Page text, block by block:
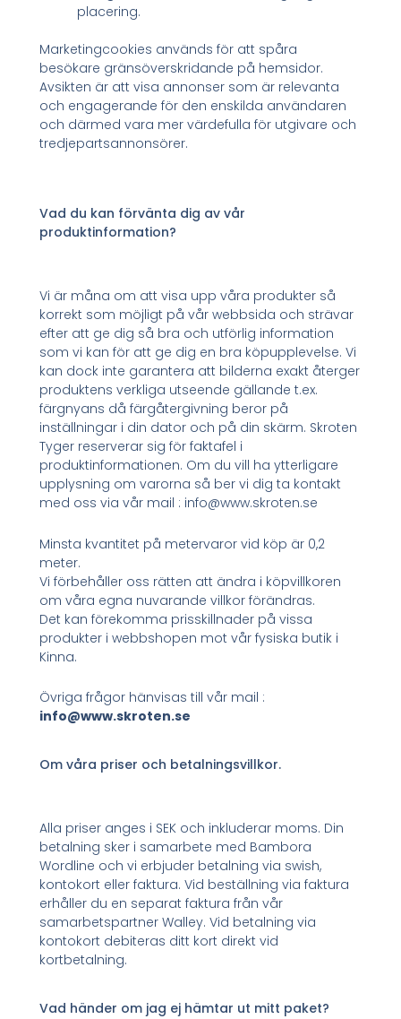
placering.
Marketingcookies används för att spåra
besökare gränsöverskridande på hemsidor.
Avsikten är att visa annonser som är relevanta
och engagerande för den enskilda användaren
och därmed vara mer värdefulla för utgivare och
tredjepartsannonsörer.
Vad du kan förvänta dig av vår
produktinformation?
Vi är måna om att visa upp våra produkter så
korrekt som möjligt på vår webbsida och strävar
efter att ge dig så bra och utförlig information
som vi kan för att ge dig en bra köpupplevelse. Vi
kan dock inte garantera att bilderna exakt återger
produktens verkliga utseende gällande t.ex.
färgnyans då färgåtergivning beror på
inställningar i din dator och på din skärm. Skroten
Tyger reserverar sig för faktafel i
produktinformationen. Om du vill ha ytterligare
upplysning om varorna så ber vi dig ta kontakt
med oss via vår mail : info@www.skroten.se
Minsta kvantitet på metervaror vid köp är 0,2
meter.
Vi förbehåller oss rätten att ändra i köpvillkoren
om våra egna nuvarande villkor förändras.
Det kan förekomma prisskillnader på vissa
produkter i webbshopen mot vår fysiska butik i
Kinna.
Övriga frågor hänvisas till vår mail :
info@www.skroten.se
Om våra priser och betalningsvillkor.
Alla priser anges i SEK och inkluderar moms. Din
betalning sker i samarbete med Bambora
Wordline och vi erbjuder betalning via swish,
kontokort eller faktura. Vid beställning via faktura
erhåller du en separat faktura från vår
samarbetspartner Walley. Vid betalning via
kontokort debiteras ditt kort direkt vid
kortbetalning.
Vad händer om jag ej hämtar ut mitt paket?